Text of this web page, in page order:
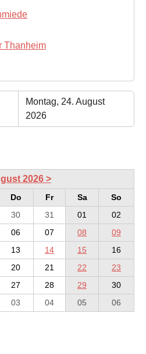
Thanheim
Montag, 24. August
2026
2026 >
Do Fr Sa
So
30 31 01
02
06 07 08
09
13 14 15
16
20 21 22
23
27 28 29
30
03 04 05 06